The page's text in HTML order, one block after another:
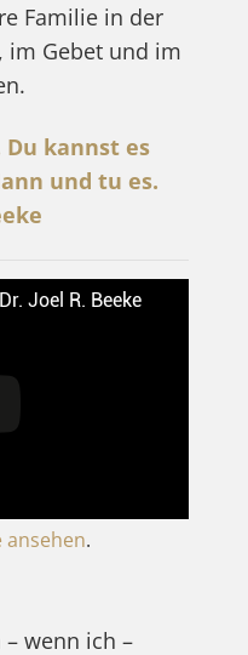
Familie in der
im Gebet und im
Du kannst es
und tu es.
Joel R. Beeke
ansehen.
wenn ich –